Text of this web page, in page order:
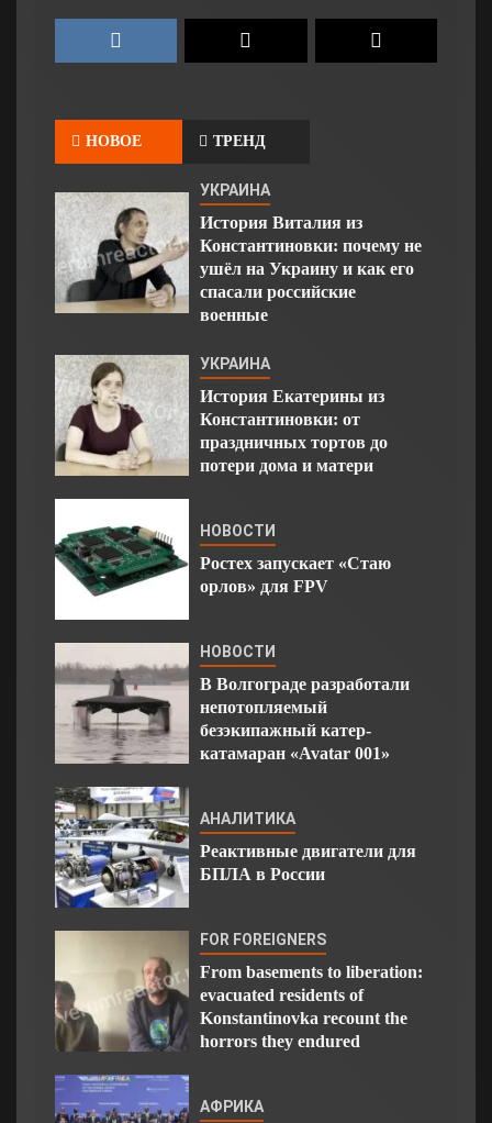
НОВОЕ ТРЕНД
УКРАИНА
История Виталия из
Константиновки: почему не
ушёл на Украину и как его
спасали российские
военные
УКРАИНА
История Екатерины из
Константиновки: от
праздничных тортов до
потери дома и матери
НОВОСТИ
Ростех запускает «Стаю
орлов» для FPV
НОВОСТИ
В Волгограде разработали
непотопляемый
безэкипажный катер-
катамаран «Avatar 001»
АНАЛИТИКА
Реактивные двигатели для
БПЛА в России
FOR FOREIGNERS
From basements to liberation:
evacuated residents of
Konstantinovka recount the
horrors they endured
АФРИКА